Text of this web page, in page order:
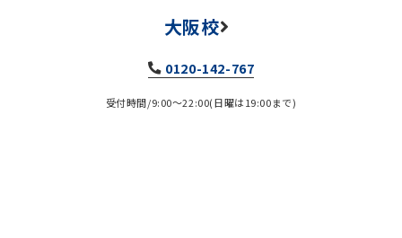
大阪校
0120-142-767
受付時間/9:00～22:00(日曜は19:00まで)